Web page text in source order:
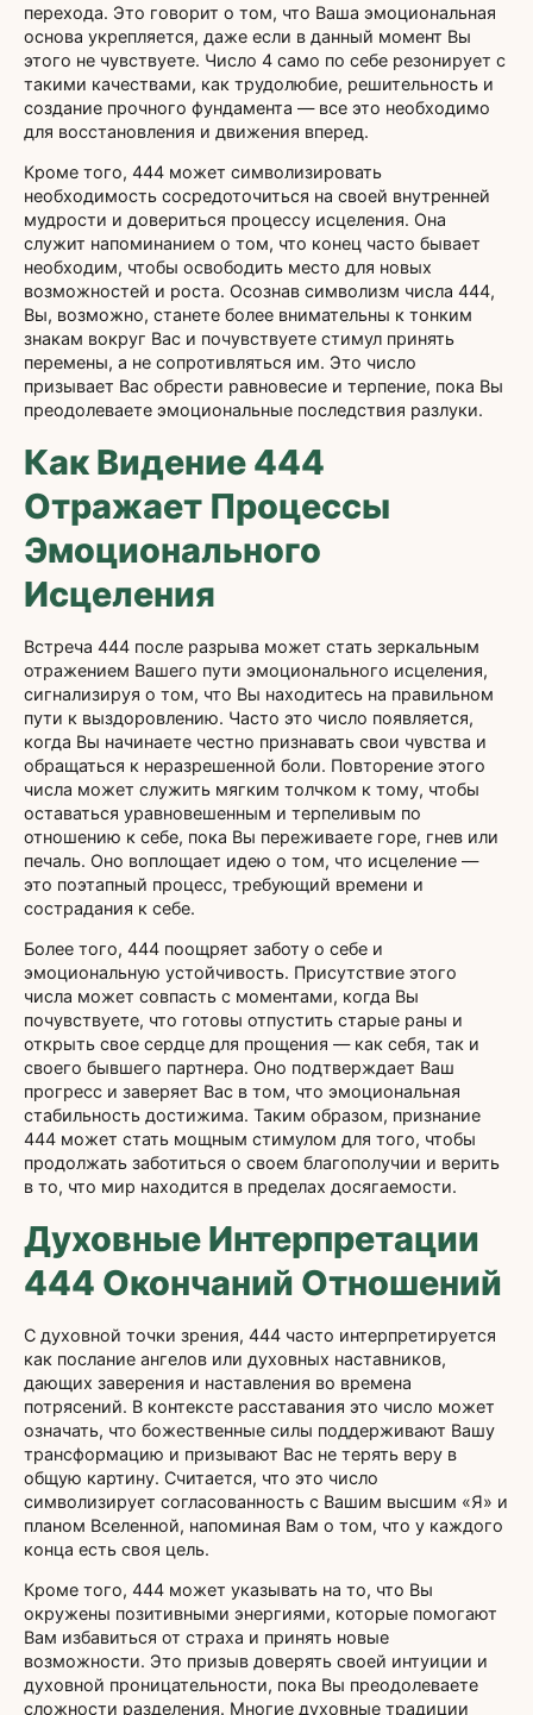
перехода. Это говорит о том, что Ваша эмоциональная
основа укрепляется, даже если в данный момент Вы
этого не чувствуете. Число 4 само по себе резонирует с
такими качествами, как трудолюбие, решительность и
создание прочного фундамента — все это необходимо
для восстановления и движения вперед.
Кроме того, 444 может символизировать
необходимость сосредоточиться на своей внутренней
мудрости и довериться процессу исцеления. Она
служит напоминанием о том, что конец часто бывает
необходим, чтобы освободить место для новых
возможностей и роста. Осознав символизм числа 444,
Вы, возможно, станете более внимательны к тонким
знакам вокруг Вас и почувствуете стимул принять
перемены, а не сопротивляться им. Это число
призывает Вас обрести равновесие и терпение, пока Вы
преодолеваете эмоциональные последствия разлуки.
Как Видение 444
Отражает Процессы
Эмоционального
Исцеления
Встреча 444 после разрыва может стать зеркальным
отражением Вашего пути эмоционального исцеления,
сигнализируя о том, что Вы находитесь на правильном
пути к выздоровлению. Часто это число появляется,
когда Вы начинаете честно признавать свои чувства и
обращаться к неразрешенной боли. Повторение этого
числа может служить мягким толчком к тому, чтобы
оставаться уравновешенным и терпеливым по
отношению к себе, пока Вы переживаете горе, гнев или
печаль. Оно воплощает идею о том, что исцеление —
это поэтапный процесс, требующий времени и
сострадания к себе.
Более того, 444 поощряет заботу о себе и
эмоциональную устойчивость. Присутствие этого
числа может совпасть с моментами, когда Вы
почувствуете, что готовы отпустить старые раны и
открыть свое сердце для прощения — как себя, так и
своего бывшего партнера. Оно подтверждает Ваш
прогресс и заверяет Вас в том, что эмоциональная
стабильность достижима. Таким образом, признание
444 может стать мощным стимулом для того, чтобы
продолжать заботиться о своем благополучии и верить
в то, что мир находится в пределах досягаемости.
Духовные Интерпретации
444 Окончаний Отношений
С духовной точки зрения, 444 часто интерпретируется
как послание ангелов или духовных наставников,
дающих заверения и наставления во времена
потрясений. В контексте расставания это число может
означать, что божественные силы поддерживают Вашу
трансформацию и призывают Вас не терять веру в
общую картину. Считается, что это число
символизирует согласованность с Вашим высшим «Я» и
планом Вселенной, напоминая Вам о том, что у каждого
конца есть своя цель.
Кроме того, 444 может указывать на то, что Вы
окружены позитивными энергиями, которые помогают
Вам избавиться от страха и принять новые
возможности. Это призыв доверять своей интуиции и
духовной проницательности, пока Вы преодолеваете
сложности разделения. Многие духовные традиции